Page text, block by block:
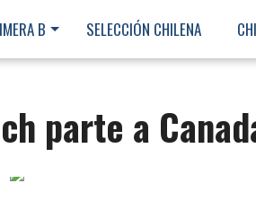
B SELECCIÓN CHILENA
parte a